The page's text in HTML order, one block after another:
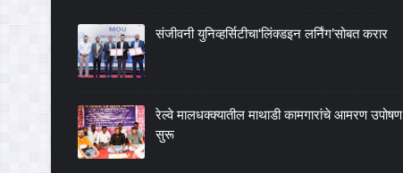
संजीवनी युनिव्हर्सिटीचा‘लिंक्डइन लर्निंग’सोबत करार
रेल्वे मालधक्क्यातील माथाडी कामगारांचे आमरण उपोषण
सुरू